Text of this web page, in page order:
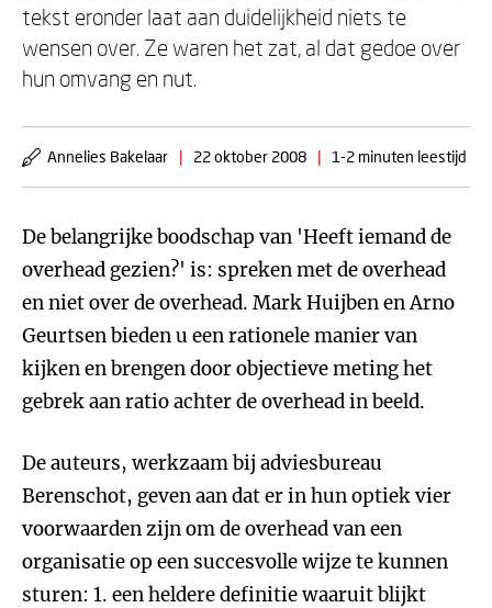
tekst eronder laat aan duidelijkheid niets te
wensen over. Ze waren het zat, al dat gedoe over
hun omvang en nut.
Annelies Bakelaar | 22 oktober 2008 | 1-2 minuten leestijd
De belangrijke boodschap van 'Heeft iemand de
overhead gezien?' is: spreken met de overhead
en niet over de overhead. Mark Huijben en Arno
Geurtsen bieden u een rationele manier van
kijken en brengen door objectieve meting het
gebrek aan ratio achter de overhead in beeld.
De auteurs, werkzaam bij adviesbureau
Berenschot, geven aan dat er in hun optiek vier
voorwaarden zijn om de overhead van een
organisatie op een succesvolle wijze te kunnen
sturen: 1. een heldere definitie waaruit blijkt